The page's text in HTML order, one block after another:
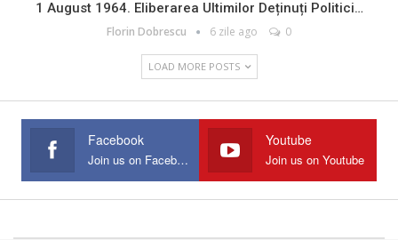
1 August 1964. Eliberarea Ultimilor Deținuți Politici…
Florin Dobrescu 6 zile ago 0
LOAD MORE POSTS
Facebook
Join us on Facebook
Youtube
Join us on Youtube